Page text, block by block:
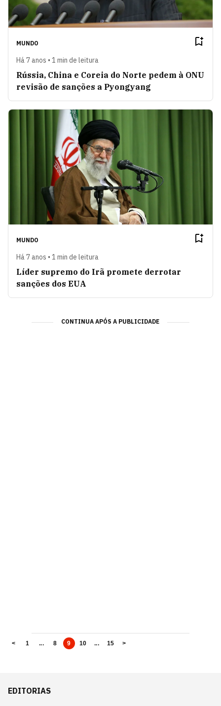
MUNDO
Há 7 anos • 1 min de leitura
Rússia, China e Coreia do Norte pedem à ONU
revisão de sanções a Pyongyang
MUNDO
Há 7 anos • 1 min de leitura
Líder supremo do Irã promete derrotar
sanções dos EUA
CONTINUA APÓS A PUBLICIDADE
< 1 ... 8 9 10 ... 15 >
EDITORIAS